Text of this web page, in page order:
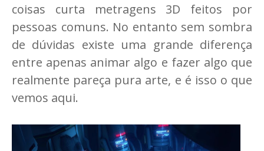
coisas curta metragens 3D feitos por
pessoas comuns. No entanto sem sombra
de dúvidas existe uma grande diferença
entre apenas animar algo e fazer algo que
realmente pareça pura arte, e é isso o que
vemos aqui.